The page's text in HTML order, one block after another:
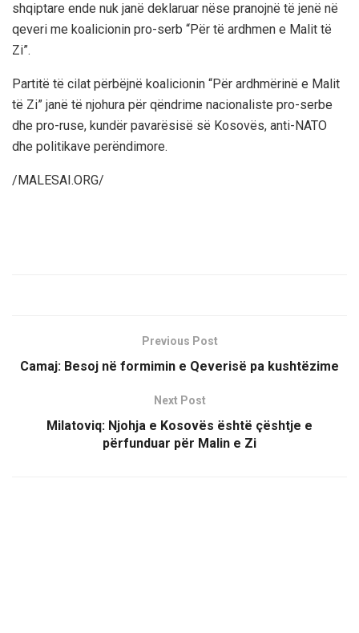
shqiptare ende nuk janë deklaruar nëse pranojnë të jenë në
qeveri me koalicionin pro-serb “Për të ardhmen e Malit të
Zi”.
Partitë të cilat përbëjnë koalicionin “Për ardhmërinë e Malit
të Zi” janë të njohura për qëndrime nacionaliste pro-serbe
dhe pro-ruse, kundër pavarësisë së Kosovës, anti-NATO
dhe politikave perëndimore.
/MALESAI.ORG/
Previous Post
Camaj: Besoj në formimin e Qeverisë pa kushtëzime
Next Post
Milatoviq: Njohja e Kosovës është çështje e
përfunduar për Malin e Zi